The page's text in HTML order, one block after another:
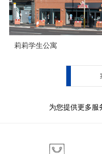
莉莉学生公寓
为您提供更多服